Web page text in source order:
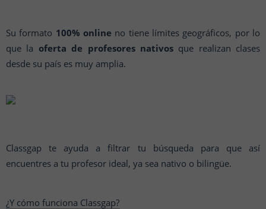
Su formato 100% online no tiene límites geográficos, por lo
que la oferta de profesores nativosque realizan clases
desde su país es muy amplia.
Classgap te ayuda a filtrar tu búsqueda para que así
encuentres a tu profesor ideal, ya sea nativo o bilingüe.
¿Y cómo funciona Classgap?